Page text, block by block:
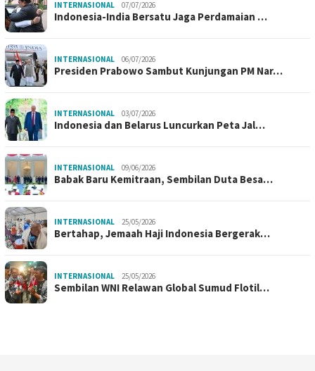
INTERNASIONAL 07/07/2026
Indonesia-India Bersatu Jaga Perdamaian …
INTERNASIONAL 06/07/2026
Presiden Prabowo Sambut Kunjungan PM Nar…
INTERNASIONAL 03/07/2026
Indonesia dan Belarus Luncurkan Peta Jal…
INTERNASIONAL 09/06/2026
Babak Baru Kemitraan, Sembilan Duta Besa…
INTERNASIONAL 25/05/2026
Bertahap, Jemaah Haji Indonesia Bergerak…
INTERNASIONAL 25/05/2026
Sembilan WNI Relawan Global Sumud Flotil…